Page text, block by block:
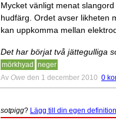
Mycket vänligt menat
hudfärg. Ordet avser likheten
kan uppkomma mellan
Det har börjat två jättegulliga
mörkhyad
neger
Av Owe den 1 december 2010 0
sotpigg? Lägg till din egen